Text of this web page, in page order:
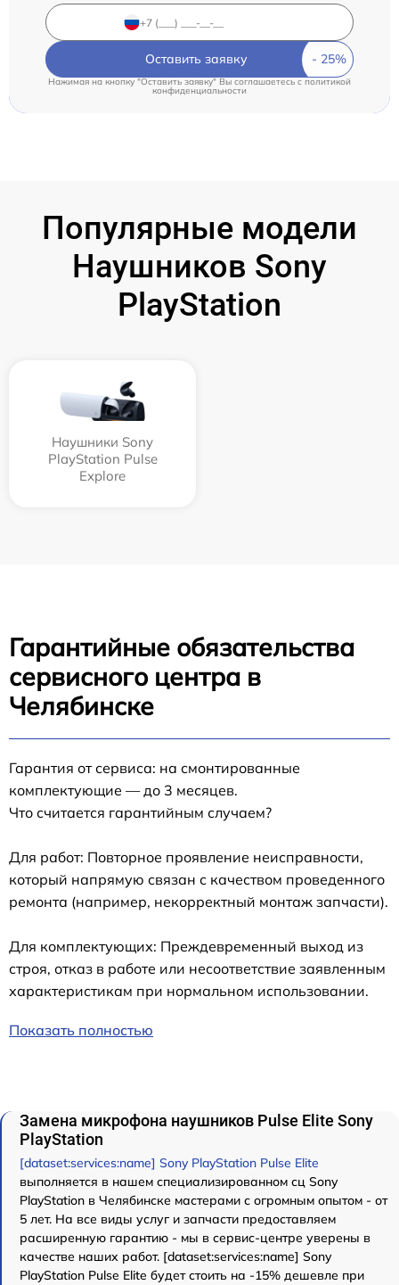
Оставить заявку
Нажимая на кнопку "Оставить заявку" Вы соглашаетесь cполитикой
конфиденциальности
Популярные модели
Наушников Sony
PlayStation
Наушники Sony
PlayStation Pulse
Explore
Гарантийные обязательства
сервисного центра в
Челябинске
Гарантия от сервиса: на смонтированные
комплектующие — до 3 месяцев.
Что считается гарантийным случаем?
Для работ: Повторное проявление неисправности,
который напрямую связан с качеством проведенного
ремонта (например, некорректный монтаж запчасти).
Для комплектующих: Преждевременный выход из
строя, отказ в работе или несоответствие заявленным
характеристикам при нормальном использовании.
Показать полностью
Замена микрофона наушников Pulse Elite Sony
PlayStation
[dataset:services:name] Sony PlayStation Pulse Elite
выполняется в нашем специализированном сц Sony
PlayStation в Челябинске мастерами с огромным опытом - от
5 лет. На все виды услуг и запчасти предоставляем
расширенную гарантию - мы в сервис-центре уверены в
качестве наших работ. [dataset:services:name] Sony
PlayStation Pulse Elite будет стоить на -15% дешевле при